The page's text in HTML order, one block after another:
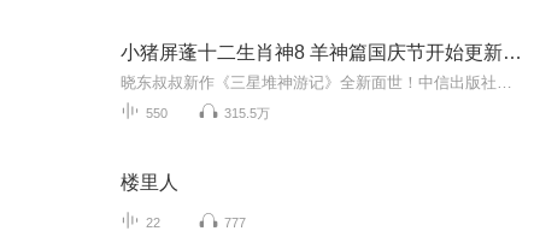
小猪屏蓬十二生肖神8 羊神篇国庆节开始更新啦！
550 315.5万
楼里人
22 777